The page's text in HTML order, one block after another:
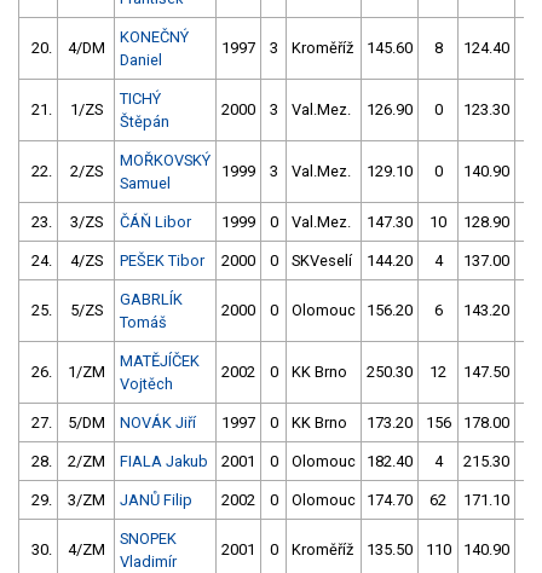
20. 4/DM
KONEČNÝ
Daniel
1997 3 Kroměříž 145.60 8 124.40
21. 1/ZS
TICHÝ
Štěpán
2000 3 Val.Mez. 126.90 0 123.30
22. 2/ZS
MOŘKOVSKÝ
Samuel
1999 3 Val.Mez. 129.10 0 140.90
23. 3/ZS ČÁŇ Libor 1999 0 Val.Mez. 147.30 10 128.90
24. 4/ZS PEŠEK Tibor 2000 0 SKVeselí 144.20 4 137.00
25. 5/ZS
GABRLÍK
Tomáš
2000 0 Olomouc 156.20 6 143.20
26. 1/ZM
MATĚJÍČEK
Vojtěch
2002 0 KK Brno 250.30 12 147.50
27. 5/DM NOVÁK Jiří 1997 0 KK Brno 173.20 156 178.00
28. 2/ZM FIALA Jakub 2001 0 Olomouc 182.40 4 215.30
29. 3/ZM JANŮ Filip 2002 0 Olomouc 174.70 62 171.10
30. 4/ZM
SNOPEK
Vladimír
2001 0 Kroměříž 135.50 110 140.90